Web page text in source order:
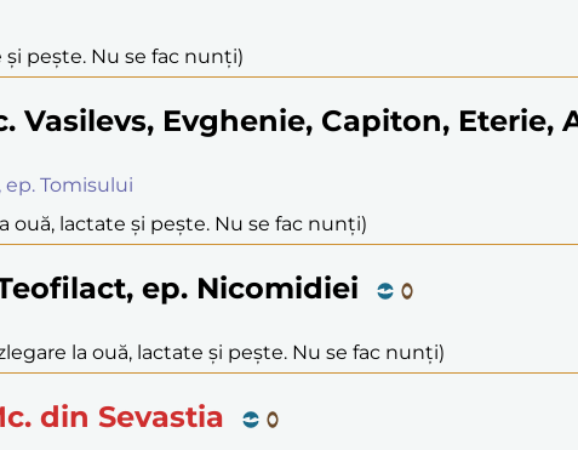
și pește. Nu se fac nunți)
Vasilevs, Evghenie, Capiton,
ep. Tomisului
ouă, lactate și pește. Nu se fac nunți)
ep. Nicomidiei
la ouă, lactate și pește. Nu se fac nunți)
din Sevastia